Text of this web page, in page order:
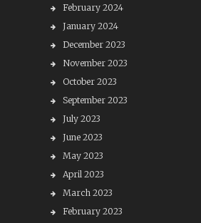
February 2024
January 2024
December 2023
November 2023
October 2023
September 2023
July 2023
June 2023
May 2023
April 2023
March 2023
February 2023